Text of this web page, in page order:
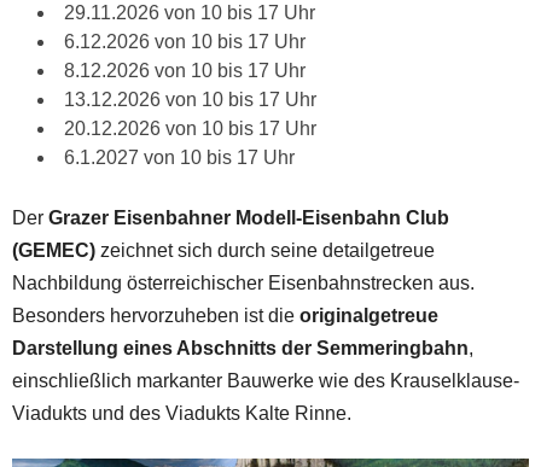
29.11.2026 von 10 bis 17 Uhr
6.12.2026 von 10 bis 17 Uhr
8.12.2026 von 10 bis 17 Uhr
13.12.2026 von 10 bis 17 Uhr
20.12.2026 von 10 bis 17 Uhr
6.1.2027 von 10 bis 17 Uhr
Der Grazer Eisenbahner Modell-Eisenbahn Club
(GEMEC) zeichnet sich durch seine detailgetreue
Nachbildung österreichischer Eisenbahnstrecken aus.
Besonders hervorzuheben ist die originalgetreue
Darstellung eines Abschnitts der Semmeringbahn,
einschließlich markanter Bauwerke wie des Krauselklause-
Viadukts und des Viadukts Kalte Rinne.